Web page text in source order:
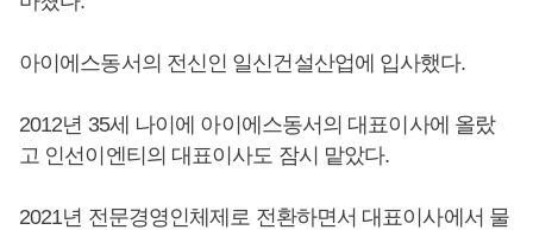
아이에스동서의 전신인 일신건설산업에 입사했다.
2012년 35세 나이에 아이에스동서의 대표이사에 올랐
고 인선이엔티의 대표이사도 잠시 맡았다.
2021년 전문경영인체제로 전환하면서 대표이사에서 물